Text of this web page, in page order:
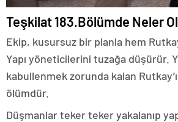
Teşkilat 183.Bölümde Neler
Ekip, kusursuz bir planla hem
Yapı yöneticilerini tuzağa düşürür.
kabullenmek zorunda kalan
ölümdür.
Düşmanlar teker teker yakalanıp